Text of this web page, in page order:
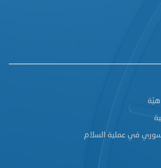
في عملية السلام